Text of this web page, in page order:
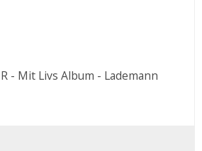
- Mit Livs Album - Lademann